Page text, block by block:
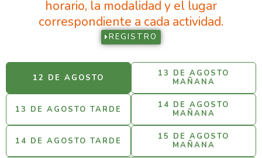
horario, la modalidad y el lugar
correspondiente a cada actividad.
REGISTRO
12 DE AGOSTO
13 DE AGOSTO
MAÑANA
13 DE AGOSTO TARDE
14 DE AGOSTO
MAÑANA
14 DE AGOSTO TARDE
15 DE AGOSTO
MAÑANA